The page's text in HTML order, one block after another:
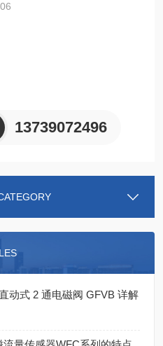
称直径、25bar压力范围，适配
输，广泛应用于化工、铁路货
13739072496
动式 2 通电磁阀 GFVB 详解